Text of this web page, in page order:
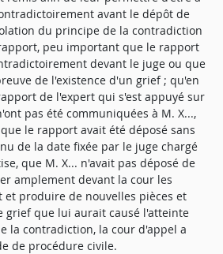
avant le dépôt de
du principe de la contradiction
peu important que le rapport
devant le juge ou que
de l'existence d'un grief ; qu'en
de l'expert qui s'est appuyé sur
pas été communiquées à M. X...,
le rapport avait été déposé sans
de la date fixée par le juge chargé
que M. X... n'avait pas déposé de
amplement devant la cour les
et produire de nouvelles pièces et
grief que lui aurait causé l'atteinte
la contradiction, la cour d'appel a
de procédure civile.